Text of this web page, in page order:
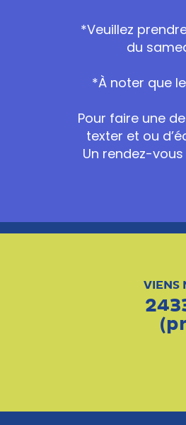
*Veuillez
du
*À noter que
Pour faire une
texter et ou
Un rendez-
VIENS